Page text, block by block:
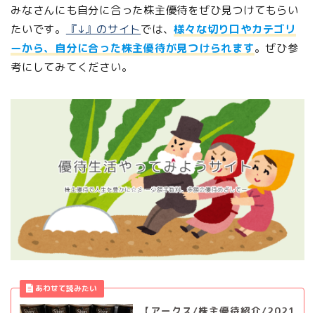
みなさんにも自分に合った株主優待をぜひ見つけてもらい
たいです。
『↓』のサイトでは、様々な切り口やカテゴリ
ーから、自分に合った株主優待が見つけられます。ぜひ参
考にしてみてください。